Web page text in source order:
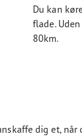
Du kan
flade.
80km.
dig et,